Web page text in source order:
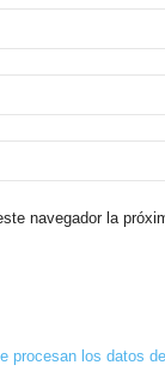
navegador la
procesan los datos